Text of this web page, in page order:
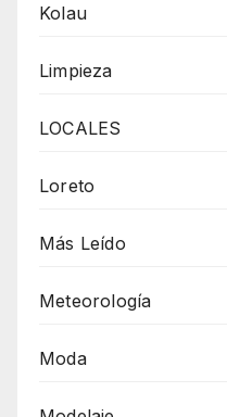
Kolau
Limpieza
LOCALES
Loreto
Más Leído
Meteorología
Moda